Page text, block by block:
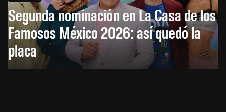
Segunda nominación en La Casa de los
Famosos México 2026: así quedó la
placa